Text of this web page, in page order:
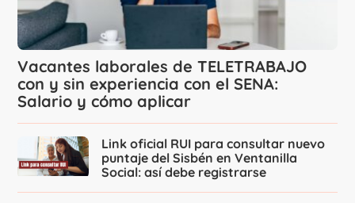
Vacantes laborales de TELETRABAJO
con y sin experiencia con el SENA:
Salario y cómo aplicar
Link oficial RUI para consultar nuevo
puntaje del Sisbén en Ventanilla
Social: así debe registrarse